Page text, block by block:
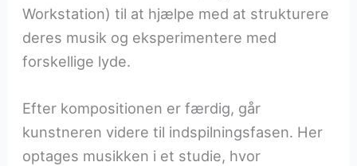
Workstation) til at hjælpe med at strukturere
deres musik og eksperimentere med
forskellige lyde.
Efter kompositionen er færdig, går
kunstneren videre til indspilningsfasen. Her
optages musikken i et studie, hvor